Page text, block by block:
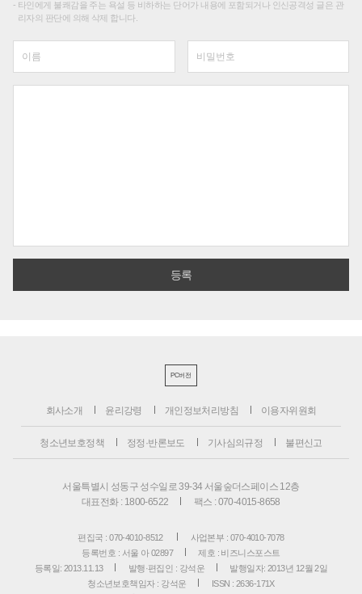
타인에게 불쾌감을 주는 욕설 등 비하하는 단어가 내용에 포함되거나 인신공격성 글은 관
리자의 판단에 의해 삭제 합니다.
PC버전
회사소개 윤리강령 개인정보처리방침 이용자위원회
청소년보호정책 정정·반론보도 기사심의규정 불편신고
서울특별시 성동구 성수일로 39-34 서울숲더스페이스 12층
대표전화 : 1800-6522
팩스 : 070-4015-8658
편집국 : 070-4010-8512
사업본부 : 070-4010-7078
등록번호 : 서울 아 02897
제호 : 비즈니스포스트
등록일: 2013.11.13
발행·편집인 : 강석운
발행일자: 2013년 12월 2일
청소년보호책임자 : 강석운
ISSN : 2636-171X